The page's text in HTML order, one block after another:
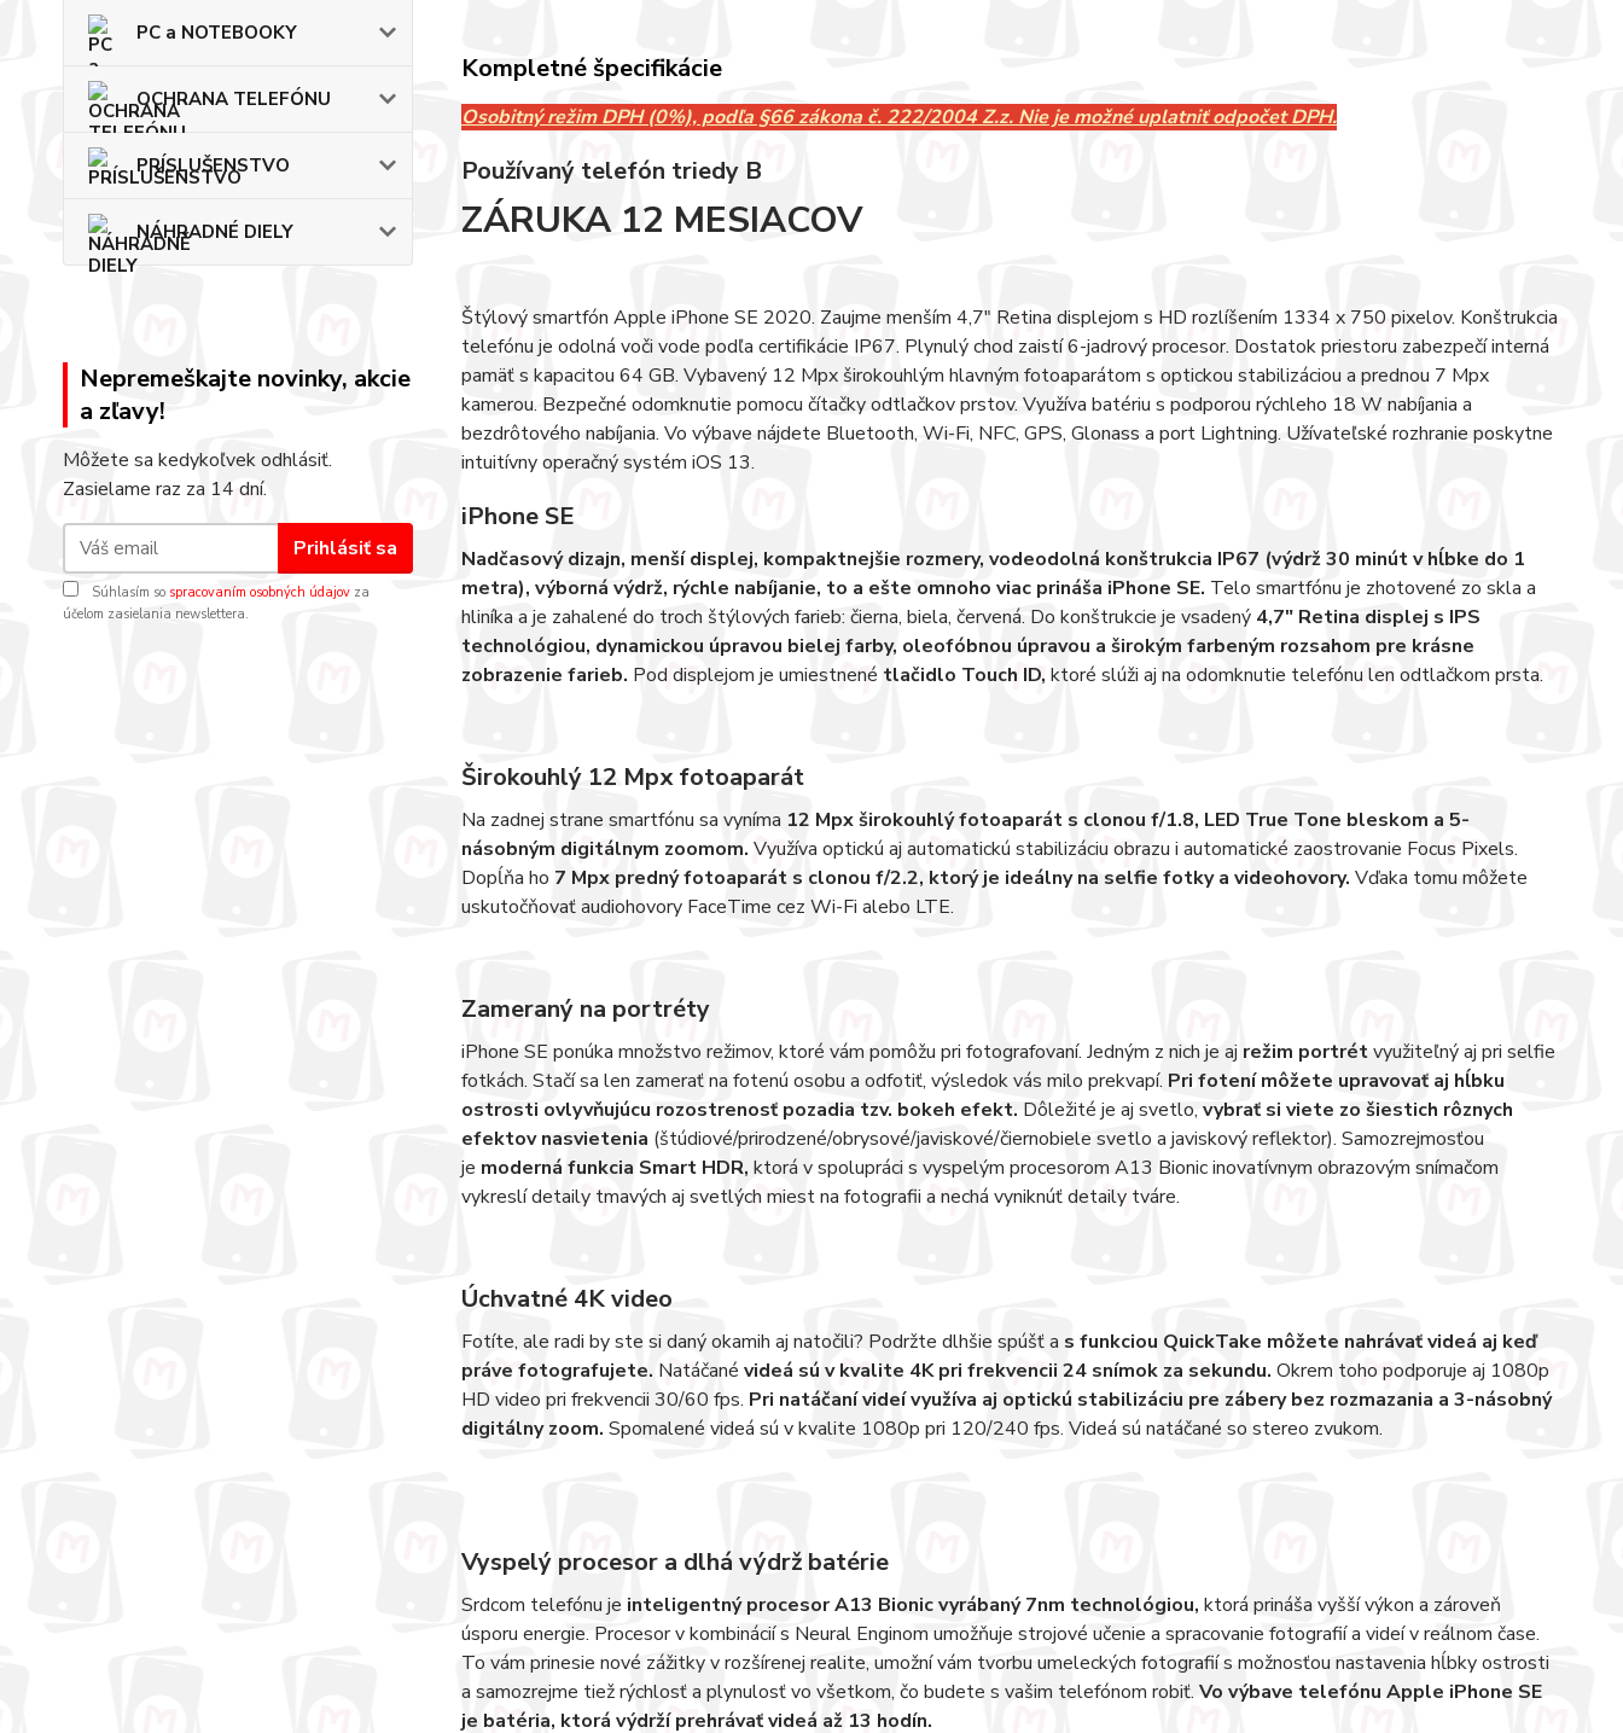
PC a NOTEBOOKY
OCHRANA TELEFÓNU
PRÍSLUŠENSTVO
NÁHRADNÉ DIELY
Nepremeškajte novinky, akcie
a zľavy!
Môžete sa kedykoľvek odhlásiť.
Zasielame raz za 14 dní.
Prihlásiť sa
Súhlasím so spracovaním osobných údajov za
účelom zasielania newslettera.
Kompletné špecifikácie
Osobitný režim DPH (0%), podľa §66 zákona č. 222/2004 Z.z. Nie je možné uplatniť odpočet DPH.
Používaný telefón triedy B
ZÁRUKA 12 MESIACOV
Štýlový smartfón Apple iPhone SE 2020. Zaujme menším 4,7" Retina displejom s HD rozlíšením 1334 x 750 pixelov. Konštrukcia
telefónu je odolná voči vode podľa certifikácie IP67. Plynulý chod zaistí 6-jadrový procesor. Dostatok priestoru zabezpečí interná
pamäť s kapacitou 64 GB. Vybavený 12 Mpx širokouhlým hlavným fotoaparátom s optickou stabilizáciou a prednou 7 Mpx
kamerou. Bezpečné odomknutie pomocu čítačky odtlačkov prstov. Využíva batériu s podporou rýchleho 18 W nabíjania a
bezdrôtového nabíjania. Vo výbave nájdete Bluetooth, Wi-Fi, NFC, GPS, Glonass a port Lightning. Užívateľské rozhranie poskytne
intuitívny operačný systém iOS 13.
iPhone SE
Nadčasový dizajn, menší displej, kompaktnejšie rozmery, vodeodolná konštrukcia IP67 (výdrž 30 minút v hĺbke do 1
metra), výborná výdrž, rýchle nabíjanie, to a ešte omnoho viac prináša iPhone SE. Telo smartfónu je zhotovené zo skla a
hliníka a je zahalené do troch štýlových farieb: čierna, biela, červená. Do konštrukcie je vsadený4,7" Retina displej s IPS
technológiou, dynamickou úpravou bielej farby, oleofóbnou úpravou a širokým farbeným rozsahom pre krásne
zobrazenie farieb. Pod displejom je umiestnené tlačidlo Touch ID, ktoré slúži aj na odomknutie telefónu len odtlačkom prsta.
Širokouhlý 12 Mpx fotoaparát
Na zadnej strane smartfónu sa vyníma 12 Mpx širokouhlý fotoaparát s clonou f/1.8, LED True Tone bleskom a 5-
násobným digitálnym zoomom. Využíva optickú aj automatickú stabilizáciu obrazu i automatické zaostrovanie Focus Pixels.
Dopĺňa ho 7 Mpx predný fotoaparát s clonou f/2.2, ktorý je ideálny na selfie fotky a videohovory. Vďaka tomu môžete
uskutočňovať audiohovory FaceTime cez Wi-Fi alebo LTE.
Zameraný na portréty
iPhone SE ponúka množstvo režimov, ktoré vám pomôžu pri fotografovaní. Jedným z nich je aj režim portrétvyužiteľný aj pri selfie
fotkách. Stačí sa len zamerať na fotenú osobu a odfotiť, výsledok vás milo prekvapí. Pri fotení môžete upravovať aj hĺbku
ostrosti ovlyvňujúcu rozostrenosť pozadia tzv. bokeh efekt. Dôležité je aj svetlo, vybrať si viete zo šiestich rôznych
efektov nasvietenia (štúdiové/prirodzené/obrysové/javiskové/čiernobiele svetlo a javiskový reflektor). Samozrejmosťou
je moderná funkcia Smart HDR, ktorá v spolupráci s vyspelým procesorom A13 Bionic inovatívnym obrazovým snímačom
vykreslí detaily tmavých aj svetlých miest na fotografii a nechá vyniknúť detaily tváre.
Úchvatné 4K video
Fotíte, ale radi by ste si daný okamih aj natočili? Podržte dlhšie spúšť a s funkciou QuickTake môžete nahrávať videá aj keď
práve fotografujete. Natáčané videá sú v kvalite 4K pri frekvencii 24 snímok za sekundu. Okrem toho podporuje aj 1080p
HD video pri frekvencii 30/60 fps. Pri natáčaní videí využíva aj optickú stabilizáciu pre zábery bez rozmazania a 3-násobný
digitálny zoom. Spomalené videá sú v kvalite 1080p pri 120/240 fps. Videá sú natáčané so stereo zvukom.
Vyspelý procesor a dlhá výdrž batérie
Srdcom telefónu je inteligentný procesor A13 Bionic vyrábaný 7nm technológiou, ktorá prináša vyšší výkon a zároveň
úsporu energie. Procesor v kombinácií s Neural Enginom umožňuje strojové učenie a spracovanie fotografií a videí v reálnom čase.
To vám prinesie nové zážitky v rozšírenej realite, umožní vám tvorbu umeleckých fotografií s možnosťou nastavenia hĺbky ostrosti
a samozrejme tiež rýchlosť a plynulosť vo všetkom, čo budete s vašim telefónom robiť. Vo výbave telefónu Apple iPhone SE
je batéria, ktorá výdrží prehrávať videá až 13 hodín.